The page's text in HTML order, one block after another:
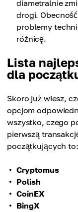
diametralnie
drogi.
problemy
różnicę.
Lista
dla
Skoro już wiesz,
opcjom
wszystko, czego
pierwszą
początkujących to:
Cryptomus
Polish
CoinEX
BingX